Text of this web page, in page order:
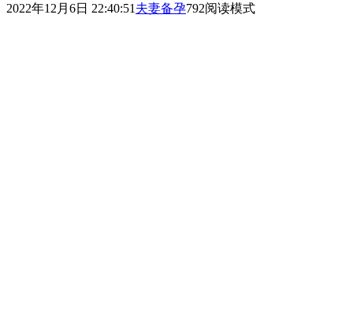
2022年12月6日 22:40:51 夫妻备孕792阅读模式